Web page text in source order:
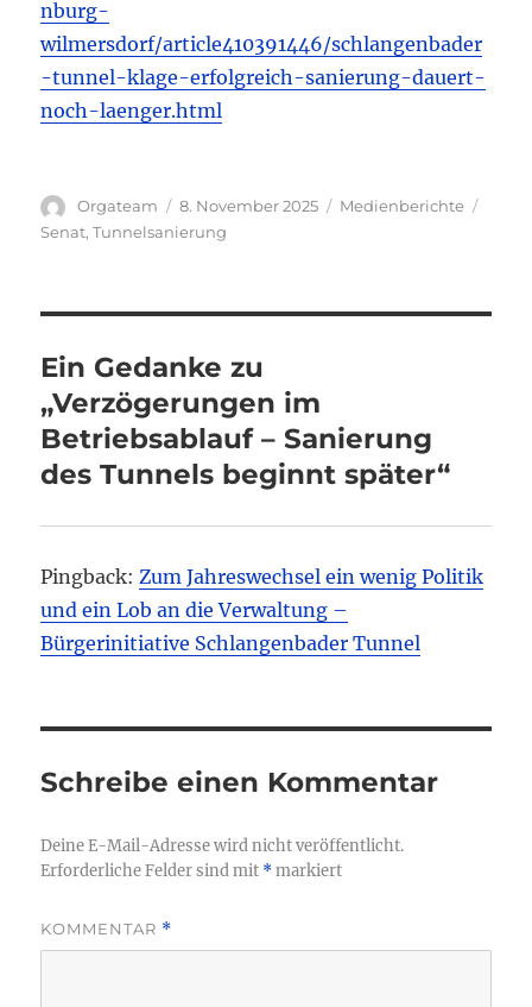
nburg-
wilmersdorf/article410391446/schlangenbader
-tunnel-klage-erfolgreich-sanierung-dauert-
noch-laenger.html
Autor
Orgateam
Veröffentlicht
am
8. November 2025 Kategorien
Medienberichte
Senat,Tunnelsanierung
Ein Gedanke zu
„Verzögerungen im
Betriebsablauf – Sanierung
des Tunnels beginnt später“
Pingback: Zum Jahreswechsel ein wenig Politik
und ein Lob an die Verwaltung –
Bürgerinitiative Schlangenbader Tunnel
Schreibe einen Kommentar
Deine E-Mail-Adresse wird nicht veröffentlicht.
Erforderliche Felder sind mit *markiert
KOMMENTAR *